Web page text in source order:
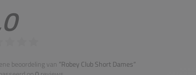
beoordeling van ”Robey Club Short Dames“